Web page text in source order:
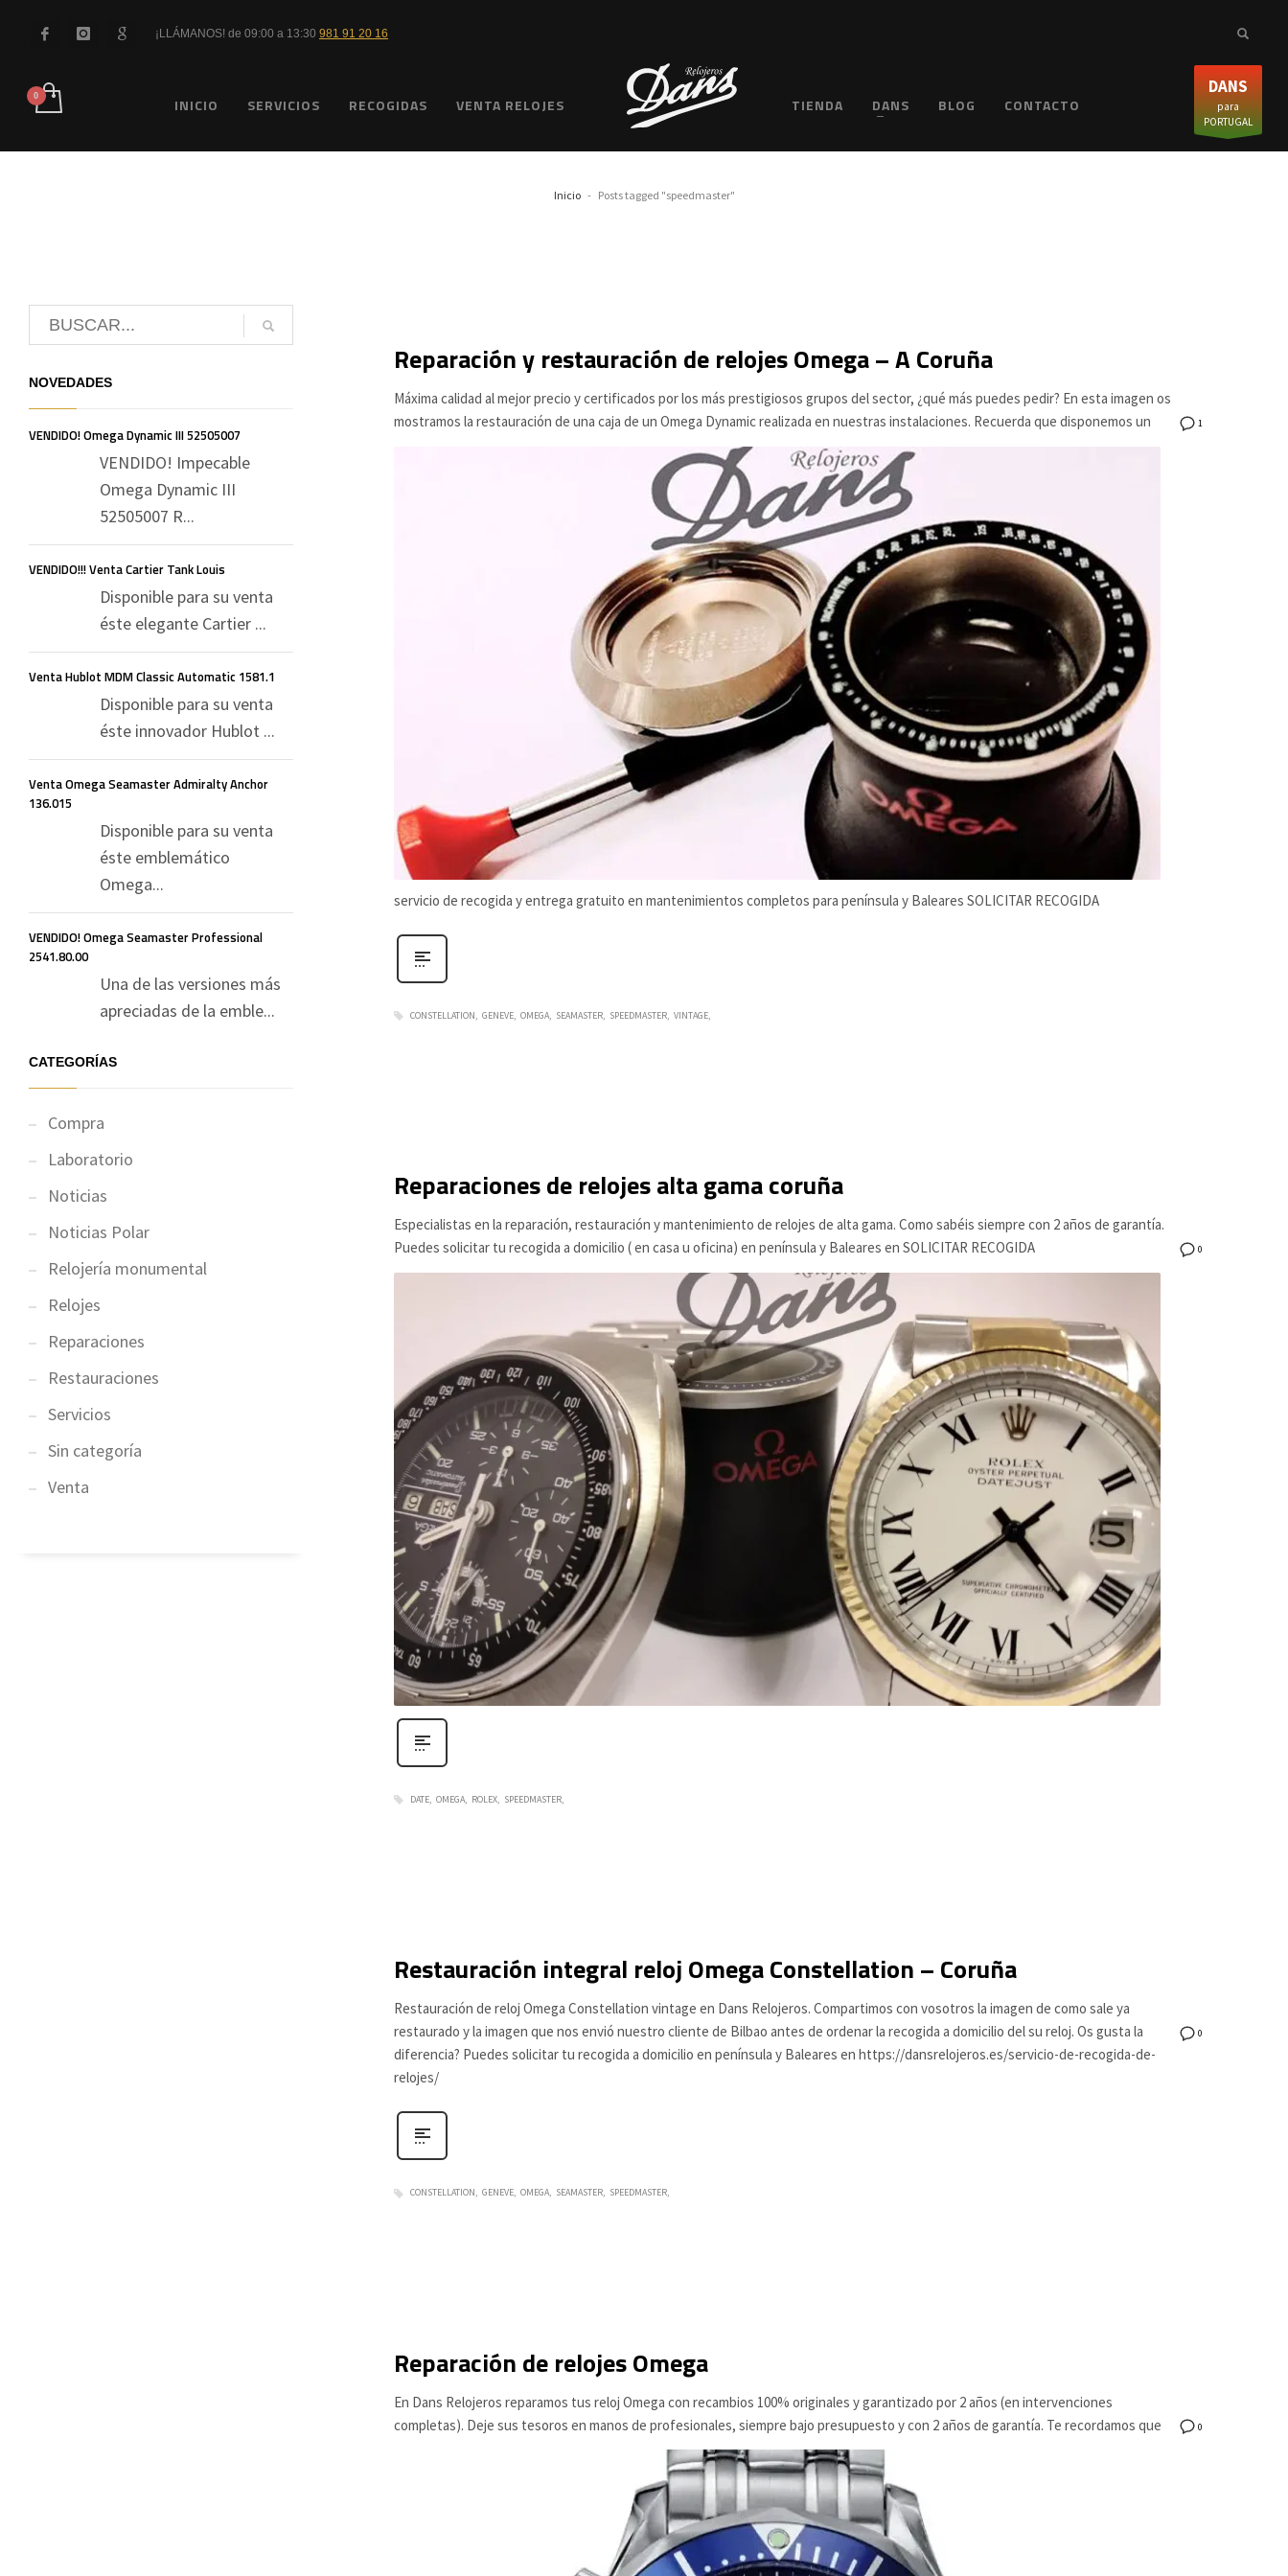
¡LLÁMANOS! de 09:00 a 13:30 981 91 20 16
INICIO SERVICIOS RECOGIDAS VENTA RELOJES TIENDA DANS BLOG CONTACTO
DANS
para
PORTUGAL
Inicio Posts tagged "speedmaster"
Reparación y restauración de relojes Omega – A Coruña
1
Máxima calidad al mejor precio y certificados por los más prestigiosos grupos del sector, ¿qué más puedes pedir? En esta imagen os
mostramos la restauración de una caja de un Omega Dynamic realizada en nuestras instalaciones. Recuerda que disponemos un
servicio de recogida y entrega gratuito en mantenimientos completos para península y Baleares SOLICITAR RECOGIDA
CONSTELLATION GENEVE OMEGA SEAMASTER SPEEDMASTER VINTAGE
Reparaciones de relojes alta gama coruña
0
Especialistas en la reparación, restauración y mantenimiento de relojes de alta gama. Como sabéis siempre con 2 años de garantía.
Puedes solicitar tu recogida a domicilio ( en casa u oficina) en península y Baleares en SOLICITAR RECOGIDA
DATE OMEGA ROLEX SPEEDMASTER
Restauración integral reloj Omega Constellation – Coruña
0
Restauración de reloj Omega Constellation vintage en Dans Relojeros. Compartimos con vosotros la imagen de como sale ya
restaurado y la imagen que nos envió nuestro cliente de Bilbao antes de ordenar la recogida a domicilio del su reloj. Os gusta la
diferencia? Puedes solicitar tu recogida a domicilio en península y Baleares en https://dansrelojeros.es/servicio-de-recogida-de-
relojes/
CONSTELLATION GENEVE OMEGA SEAMASTER SPEEDMASTER
Reparación de relojes Omega
0
En Dans Relojeros reparamos tus reloj Omega con recambios 100% originales y garantizado por 2 años (en intervenciones
completas). Deje sus tesoros en manos de profesionales, siempre bajo presupuesto y con 2 años de garantía. Te recordamos que
NOVEDADES
VENDIDO! Omega Dynamic III 52505007
VENDIDO! Impecable
Omega Dynamic III
52505007 R...
VENDIDO!!! Venta Cartier Tank Louis
Disponible para su venta
éste elegante Cartier ...
Venta Hublot MDM Classic Automatic 1581.1
Disponible para su venta
éste innovador Hublot ...
Venta Omega Seamaster Admiralty Anchor
136.015
Disponible para su venta
éste emblemático
Omega...
VENDIDO! Omega Seamaster Professional
2541.80.00
Una de las versiones más
apreciadas de la emble...
CATEGORÍAS
Compra
Laboratorio
Noticias
Noticias Polar
Relojería monumental
Relojes
Reparaciones
Restauraciones
Servicios
Sin categoría
Venta